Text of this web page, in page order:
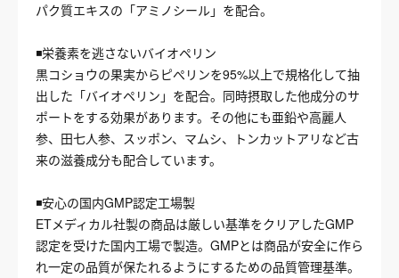
パク質エキスの「アミノシール」を配合。
◾️栄養素を逃さないバイオペリン
黒コショウの果実からピぺリンを95%以上で規格化して抽
出した「バイオペリン」を配合。同時摂取した他成分のサ
ポートをする効果があります。その他にも亜鉛や高麗人
参、田七人参、スッポン、マムシ、トンカットアリなど古
来の滋養成分も配合しています。
◾️安心の国内GMP認定工場製
ETメディカル社製の商品は厳しい基準をクリアしたGMP
認定を受けた国内工場で製造。GMPとは商品が安全に作ら
れ一定の品質が保たれるようにするための品質管理基準。